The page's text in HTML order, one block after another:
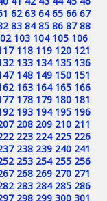
62 63 64 65 66 67
83 84 85 86 87 88
103 104 105 106
118 119 120 121
133 134 135 136
148 149 150 151
163 164 165 166
178 179 180 181
193 194 195 196
208 209 210 211
223 224 225 226
238 239 240 241
253 254 255 256
268 269 270 271
283 284 285 286
298 299 300 301